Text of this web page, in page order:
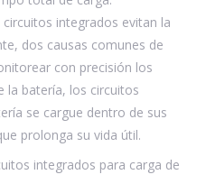
integrados evitan la
dos causas comunes de
con precisión los
la batería, los circuitos
se cargue dentro de sus
prolonga su vida útil.
integrados para carga de